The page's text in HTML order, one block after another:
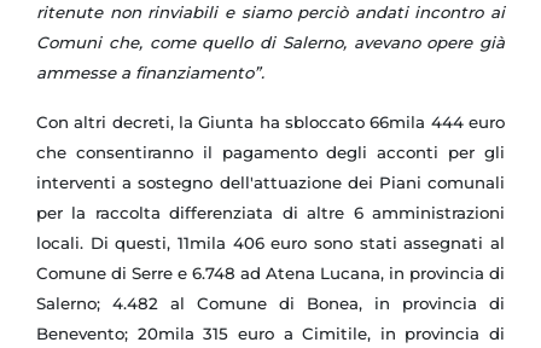
ritenute non rinviabili e siamo perciò andati incontro ai
Comuni che, come quello di Salerno, avevano opere già
ammesse a finanziamento”.
Con altri decreti, la Giunta ha sbloccato 66mila 444 euro
che consentiranno il pagamento degli acconti per gli
interventi a sostegno dell'attuazione dei Piani comunali
per la raccolta differenziata di altre 6 amministrazioni
locali. Di questi, 11mila 406 euro sono stati assegnati al
Comune di Serre e 6.748 ad Atena Lucana, in provincia di
Salerno; 4.482 al Comune di Bonea, in provincia di
Benevento; 20mila 315 euro a Cimitile, in provincia di